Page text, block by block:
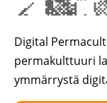
Digital
permakulttuuri
ymmärrystä